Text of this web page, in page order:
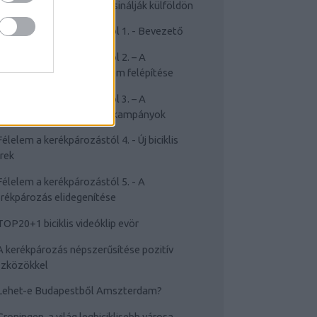
Cyclechic.hu on tour: Így csinálják külföldön
a kerékpározástól 1. - Bevezető
Félelem a kerékpározástól 2. – A
való félelem felépítése
Félelem a kerékpározástól 3. – A
népszerűsítő kampányok
a kerékpározástól 4. - Új biciklis
a kerékpározástól 5. - A
elidegenítése
biciklis videóklip evör
kerékpározás népszerűsítése pozitív
e Budapestből Amszterdam?